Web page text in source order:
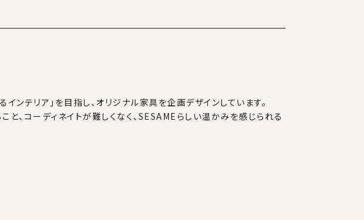
インテリア」を目指し、オリジナル家具を企画デザインしています。
と、コーディネイトが難しくなく、SESAMEらしい温かみを感じられる